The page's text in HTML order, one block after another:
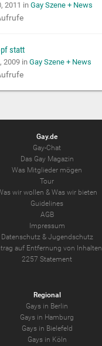
2011 in Gay Szene + News
statt
2009 in Gay Szene + News
Gay.de
Gay-Chat
Das Gay Magazin
Was Mitglieder mögen
Tour
wir wollen & Was wir bieten
Guidelines
AGB
Impressum
Datenschutz& Jugendschutz
auf Entfernung von Inhalten
2257 Statement
Regional
Gays in Berlin
Gays in Hamburg
Gays in Bielefeld
Gays in Köln